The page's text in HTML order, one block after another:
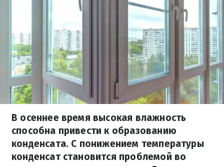
В осеннее время высокая влажность
способна привести к образованию
конденсата. С понижением температуры
конденсат становится проблемой во